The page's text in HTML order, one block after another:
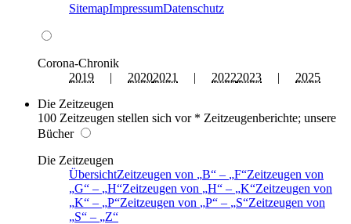
SitemapImpressumDatenschutz
Corona-Chronik
2019 | 20202021 | 20222023 | 2025
Die Zeitzeugen
100 Zeitzeugen stellen sich vor * Zeitzeugenberichte; unsere
Bücher
Die Zeitzeugen
ÜbersichtZeitzeugen von B – F Zeitzeugen von
G
– H Zeitzeugen von H – K Zeitzeugen von
K
– P Zeitzeugen von P – S Zeitzeugen von
S
–
Z